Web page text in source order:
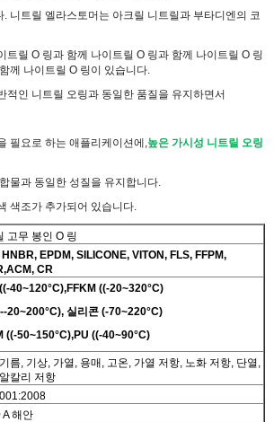
니트릴 엘라스토머는 아크릴 니트릴과 부타디엔의 코
트릴 O 링과 함께 나이트릴 O 링과 함께 나이트릴 O 링
께 나이트릴 O 링이 있습니다.
적인 니트릴 오링과 동일한 품질을 유지하면서
필요로 하는 애플리케이션에,높은 가시성 니트릴 오링
물과 동일한 성질을 유지합니다.
색조가 추가되어 있습니다.
고무 봉인 O 링
EPDM, SILICONE, VITON, FLS, FFPM,
CR
40~120°C),FFKM ((-20~320°C)
20~200°C), 실리콘 (-70~220°C)
((-50~150°C),PU ((-40~90°C)
름, 기상, 가열, 용매, 고온, 가열 저항, 노화 저항, 단열,
칼리 저항
해안